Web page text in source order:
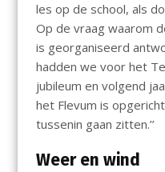
les op de school, als
Op de vraag waarom
is georganiseerd
hadden we voor het
jubileum en volgend
het Flevum is
tussenin gaan zitten.’’
Weer en wind